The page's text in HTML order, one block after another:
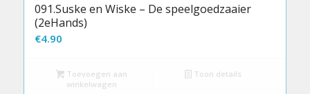
091.Suske en Wiske – De speelgoedzaaier
(2eHands)
€4.90
Toevoegen aan
winkelwagen
Toon details